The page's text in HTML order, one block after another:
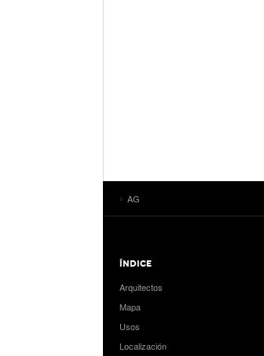
AG
ÍNDICE
Arquitectos
Mapa
Usos
Localización